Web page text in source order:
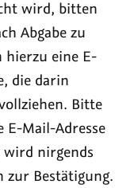
wird, bitten
Abgabe zu
hierzu eine E-
die darin
Bitte
E-Mail-Adresse
wird nirgends
zur Bestätigung.